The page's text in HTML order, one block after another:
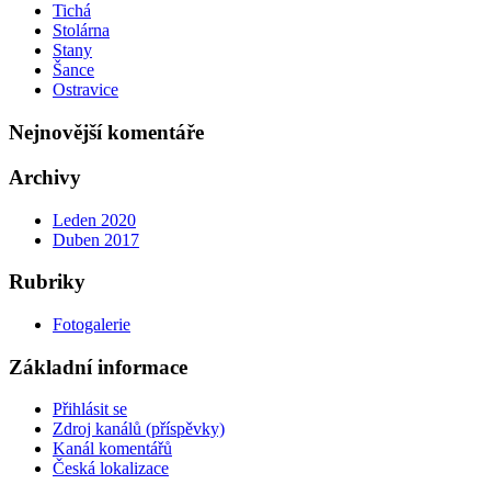
Tichá
Stolárna
Stany
Šance
Ostravice
Nejnovější komentáře
Archivy
Leden 2020
Duben 2017
Rubriky
Fotogalerie
Základní informace
Přihlásit se
Zdroj kanálů (příspěvky)
Kanál komentářů
Česká lokalizace